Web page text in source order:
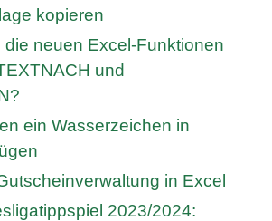
kopieren
die neuen Excel-Funktionen
und
ein Wasserzeichen in
in Excel
2023/2024: